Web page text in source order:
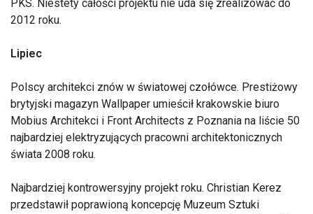
PKS. Niestety całości projektu nie uda się zrealizować do
2012 roku.
Lipiec
Polscy architekci znów w światowej czołówce. Prestiżowy
brytyjski magazyn Wallpaper umieścił krakowskie biuro
Mobius Architekci i Front Architects z Poznania na liście 50
najbardziej elektryzujących pracowni architektonicznych
świata 2008 roku.
Najbardziej kontrowersyjny projekt roku. Christian Kerez
przedstawił poprawioną koncepcję Muzeum Sztuki